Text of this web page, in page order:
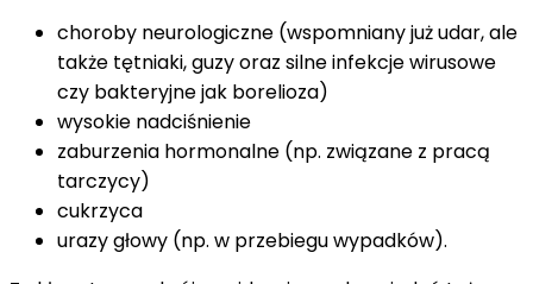
choroby neurologiczne (wspomniany już udar, ale
także tętniaki, guzy oraz silne infekcje wirusowe
czy bakteryjne jak borelioza)
wysokie nadciśnienie
zaburzenia hormonalne (np. związane z pracą
tarczycy)
cukrzyca
urazy głowy (np. w przebiegu wypadków).